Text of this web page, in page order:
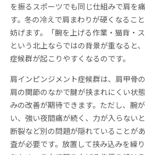
を振るスポーツでも同じ仕組みで肩を
す。冬の冷えで肩まわりが硬くなるこ
妨げます。「腕を上げる作業・猫背・
という北上ならではの背景が重なると
症候群が起こりやすくなるのです。
肩インピンジメント症候群は、肩甲骨
肩の関節のなかで腱が挟まれにくい状
みの改善が期待できます。ただし、腕
い、強い夜間痛が続く、力が入らない
断裂など別の問題が隠れていることが
査が必要です。放置して挟み込みを繰